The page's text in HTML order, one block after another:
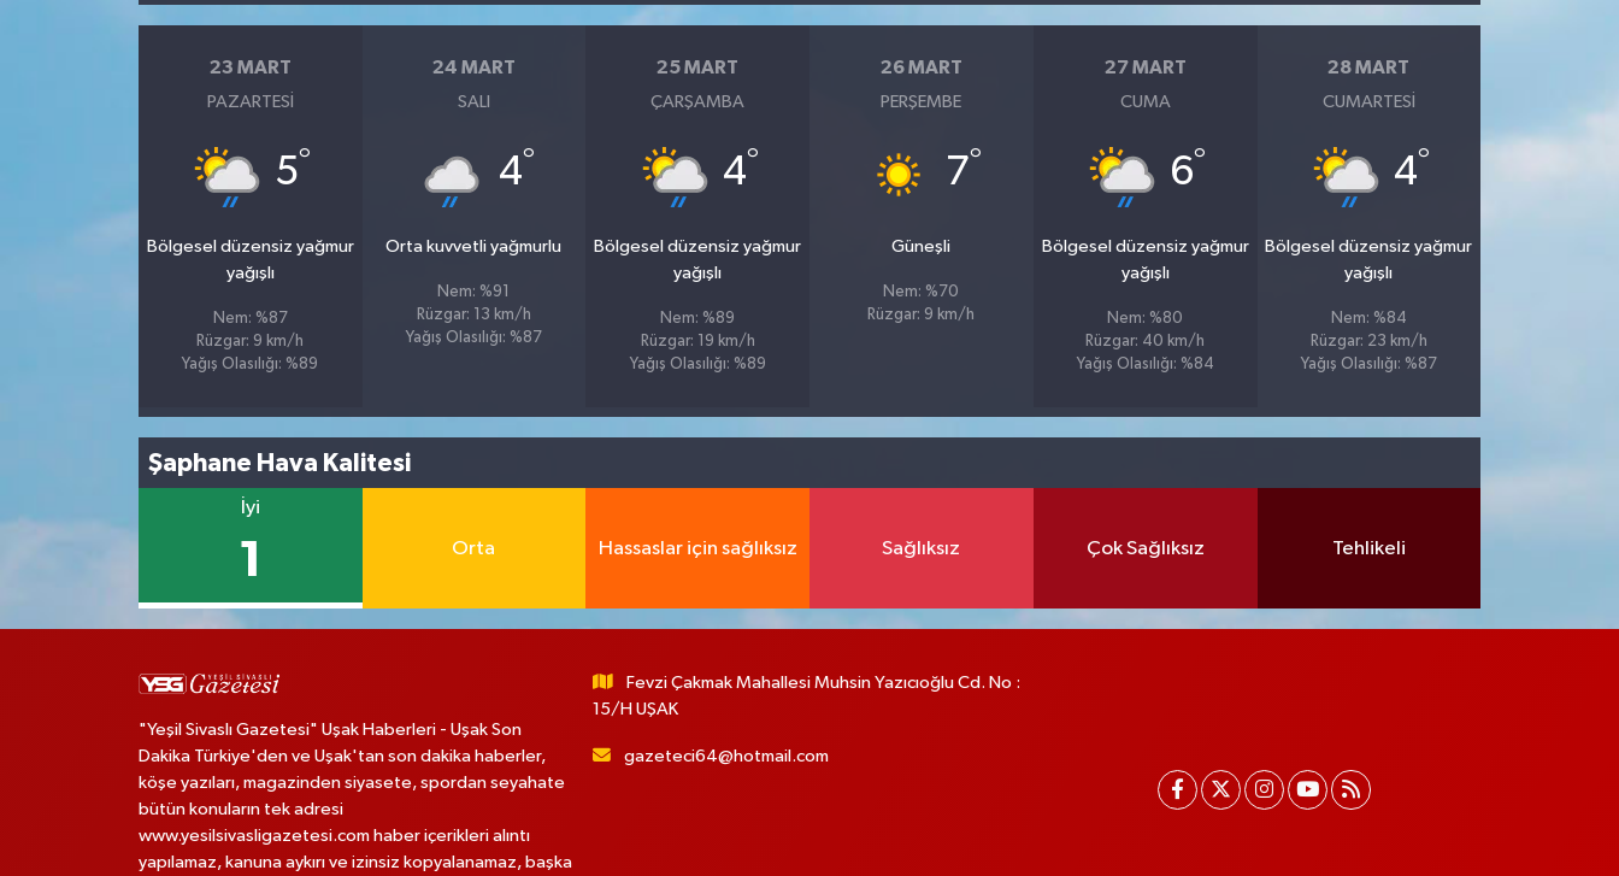
23 MART
PAZARTESI
5°
Bölgesel düzensiz yağmur
yağışlı
Nem: %87
Rüzgar: 9 km/h
Yağış Olasılığı: %89
24 MART
SALI
4°
Orta kuvvetli yağmurlu
Nem: %91
Rüzgar: 13 km/h
Yağış Olasılığı: %87
25 MART
ÇARŞAMBA
4°
Bölgesel düzensiz yağmur
yağışlı
Nem: %89
Rüzgar: 19 km/h
Yağış Olasılığı: %89
26 MART
PERŞEMBE
7°
Güneşli
Nem: %70
Rüzgar: 9 km/h
27 MART
CUMA
6°
Bölgesel düzensiz yağmur
yağışlı
Nem: %80
Rüzgar: 40 km/h
Yağış Olasılığı: %84
28 MART
CUMARTESI
4°
Bölgesel düzensiz yağmur
yağışlı
Nem: %84
Rüzgar: 23 km/h
Yağış Olasılığı: %87
Şaphane Hava Kalitesi
İyi
1 Orta Hassaslar için sağlıksız Sağlıksız Çok Sağlıksız Tehlikeli
"Yeşil Sivaslı Gazetesi" Uşak Haberleri - Uşak Son
Dakika Türkiye'den ve Uşak'tan son dakika haberler,
köşe yazıları, magazinden siyasete, spordan seyahate
bütün konuların tek adresi
www.yesilsivasligazetesi.com haber içerikleri alıntı
yapılamaz, kanuna aykırı ve izinsiz kopyalanamaz, başka
Fevzi Çakmak Mahallesi Muhsin Yazıcıoğlu Cd. No :
15/H UŞAK
gazeteci64@hotmail.com